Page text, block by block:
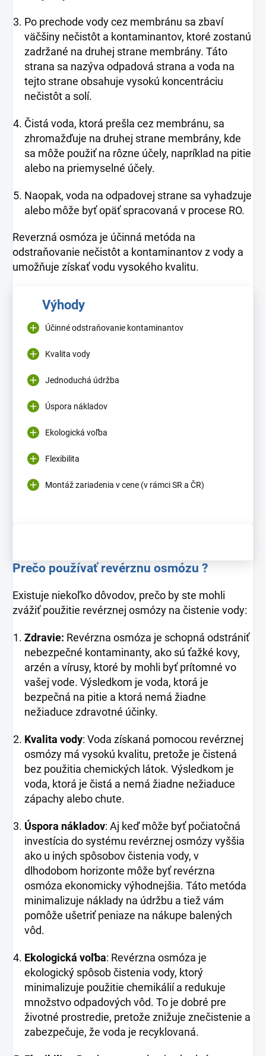
Po prechode vody cez membránu sa zbaví
väčšiny nečistôt a kontaminantov, ktoré zostanú
zadržané na druhej strane membrány. Táto
strana sa nazýva odpadová strana a voda na
tejto strane obsahuje vysokú koncentráciu
nečistôt a solí.
Čistá voda, ktorá prešla cez membránu, sa
zhromažďuje na druhej strane membrány, kde
sa môže použiť na rôzne účely, napríklad na pitie
alebo na priemyselné účely.
Naopak, voda na odpadovej strane sa vyhadzuje
alebo môže byť opäť spracovaná v procese RO.
Reverzná osmóza je účinná metóda na
odstraňovanie nečistôt a kontaminantov z vody a
umožňuje získať vodu vysokého kvalitu.
Výhody
Účinné odstraňovanie kontaminantov
Kvalita vody
Jednoduchá údržba
Úspora nákladov
Ekologická voľba
Flexibilita
Montáž zariadenia v cene (v rámci SR a ČR)
Prečo používať revérznu osmózu ?
Existuje niekoľko dôvodov, prečo by ste mohli
zvážiť použitie revérznej osmózy na čistenie vody:
Zdravie: Revérzna osmóza je schopná odstrániť
nebezpečné kontaminanty, ako sú ťažké kovy,
arzén a vírusy, ktoré by mohli byť prítomné vo
vašej vode. Výsledkom je voda, ktorá je
bezpečná na pitie a ktorá nemá žiadne
nežiaduce zdravotné účinky.
Kvalita vody: Voda získaná pomocou revérznej
osmózy má vysokú kvalitu, pretože je čistená
bez použitia chemických látok. Výsledkom je
voda, ktorá je čistá a nemá žiadne nežiaduce
zápachy alebo chute.
Úspora nákladov: Aj keď môže byť počiatočná
investícia do systému revérznej osmózy vyššia
ako u iných spôsobov čistenia vody, v
dlhodobom horizonte môže byť revérzna
osmóza ekonomicky výhodnejšia. Táto metóda
minimalizuje náklady na údržbu a tiež vám
pomôže ušetriť peniaze na nákupe balených
vôd.
Ekologická voľba: Revérzna osmóza je
ekologický spôsob čistenia vody, ktorý
minimalizuje použitie chemikálií a redukuje
množstvo odpadových vôd. To je dobré pre
životné prostredie, pretože znižuje znečistenie a
zabezpečuje, že voda je recyklovaná.